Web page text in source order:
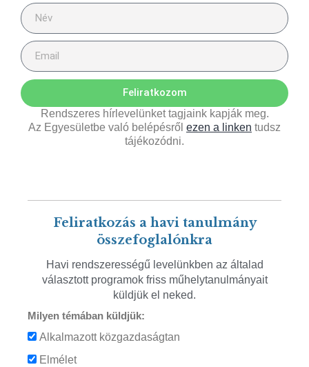
Feliratkozom
Rendszeres hírlevelünket tagjaink kapják meg.
Az Egyesületbe való belépésről ezen a linken tudsz
tájékozódni.
Feliratkozás a havi tanulmány
összefoglalónkra
Havi rendszerességű levelünkben az általad
választott programok friss műhelytanulmányait
küldjük el neked.
Milyen témában küldjük:
Alkalmazott közgazdaságtan
Elmélet